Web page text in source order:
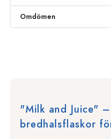
Omdömen
"Milk and Juice"
bredhalsflaskor